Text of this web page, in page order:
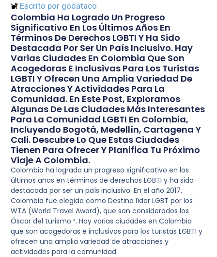
Escrito por godataco
Colombia Ha Logrado Un Progreso
Significativo En Los Últimos Años En
Términos De Derechos LGBTI Y Ha Sido
Destacada Por Ser Un País Inclusivo. Hay
Varias Ciudades En Colombia Que Son
Acogedoras E Inclusivas Para Los Turistas
LGBTI Y Ofrecen Una Amplia Variedad De
Atracciones Y Actividades Para La
Comunidad. En Este Post, Exploramos
Algunas De Las Ciudades Más Interesantes
Para La Comunidad LGBTI En Colombia,
Incluyendo Bogotá, Medellín, Cartagena Y
Cali. Descubre Lo Que Estas Ciudades
Tienen Para Ofrecer Y Planifica Tu Próximo
Viaje A Colombia.
Colombia ha logrado un progreso significativo en los
últimos años en términos de derechos LGBTI y ha sido
destacada por ser un país inclusivo. En el año 2017,
Colombia fue elegida como Destino líder LGBT por los
WTA (World Travel Award), que son considerados los
Óscar del turismo ². Hay varias ciudades en Colombia
que son acogedoras e inclusivas para los turistas LGBTI y
ofrecen una amplia variedad de atracciones y
actividades para la comunidad.